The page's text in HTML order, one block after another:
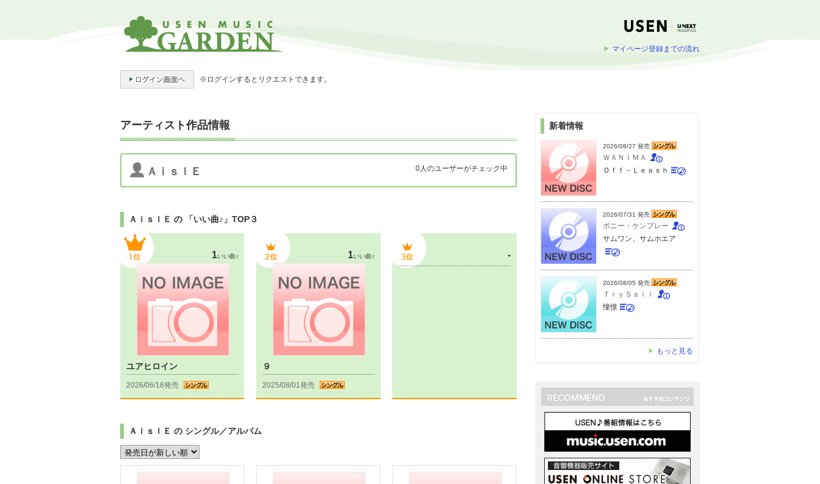
マイページ登録までの流れ
※ログインするとリクエストできます。
アーティスト作品情報
ＡｉｓｌＥ 0人のユーザーがチェック中
ＡｉｓｌＥ の 「いい曲♪」TOP３
1いい曲♪
ユアヒロイン
2026/06/18発売
1いい曲♪
９
2025/08/01発売
-
ＡｉｓｌＥ の シングル／アルバム
新着情報
2026/08/27 発売
ＷＡＮＩＭＡ
Ｏｆｆ－Ｌｅａｓｈ
2026/07/31 発売
ボニー・ケンプレー
サムワン、サムホエア
2026/08/05 発売
ＴｒｙＳａｉｌ
憧憬
もっと見る